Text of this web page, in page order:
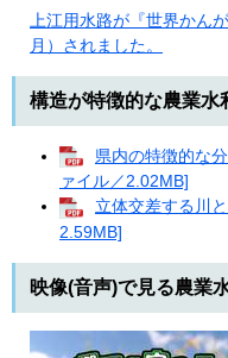
上江用水路が『世界かん
月）されました。
構造が特徴的な農業水
県内の特徴的な
ァイル／2.02MB]
立体交差する川
2.59MB]
映像(音声)で見る農業